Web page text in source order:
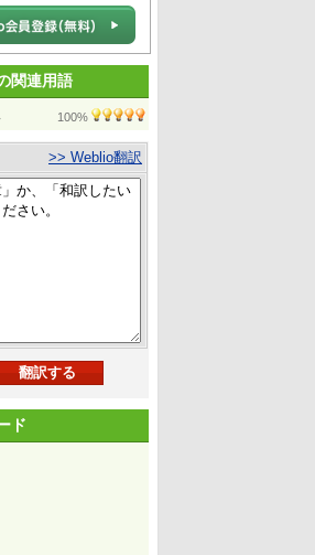
関連用語
100%
>> Weblio翻訳
ド